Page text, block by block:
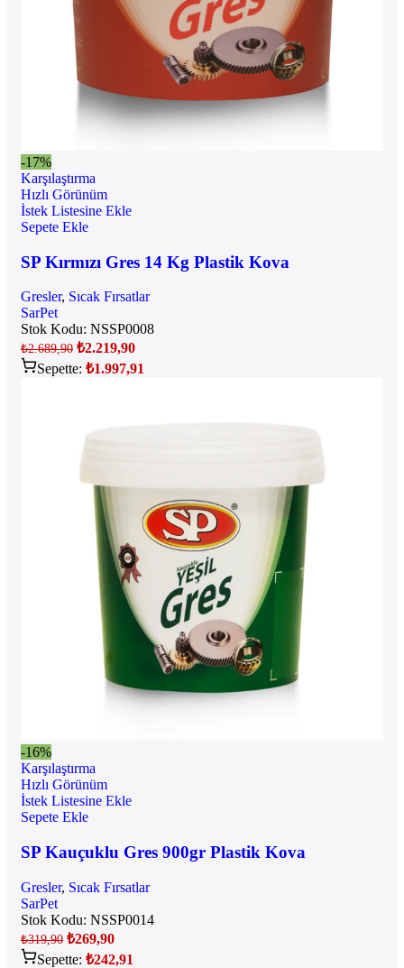
-17%
Karşılaştırma
Hızlı Görünüm
İstek Listesine Ekle
Sepete Ekle
SP Kırmızı Gres 14 Kg Plastik Kova
Gresler, Sıcak Fırsatlar
SarPet
Stok Kodu: NSSP0008
₺2.689,90 ₺2.219,90
Sepette: ₺1.997,91
-16%
Karşılaştırma
Hızlı Görünüm
İstek Listesine Ekle
Sepete Ekle
SP Kauçuklu Gres 900gr Plastik Kova
Gresler, Sıcak Fırsatlar
SarPet
Stok Kodu: NSSP0014
₺319,90 ₺269,90
Sepette: ₺242,91